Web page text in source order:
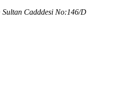
Cadddesi No:146/D